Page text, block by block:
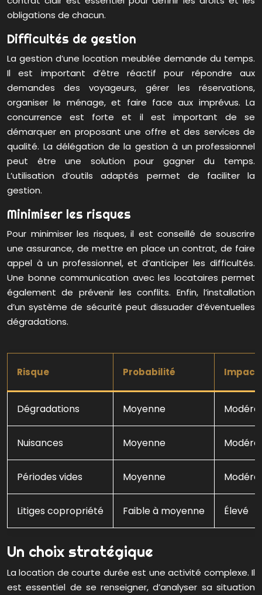
obligations de chacun.
Difficultés de gestion
La gestion d’une location meublée demande du temps.
Il est important d’être réactif pour répondre aux
demandes des voyageurs, gérer les réservations,
organiser le ménage, et faire face aux imprévus. La
concurrence est forte et il est important de se
démarquer en proposant une offre et des services de
qualité. La délégation de la gestion à un professionnel
peut être une solution pour gagner du temps.
L’utilisation d’outils adaptés permet de faciliter la
gestion.
Minimiser les risques
Pour minimiser les risques, il est conseillé de souscrire
une assurance, de mettre en place un contrat, de faire
appel à un professionnel, et d’anticiper les difficultés.
Une bonne communication avec les locataires permet
également de prévenir les conflits. Enfin, l’installation
d’un système de sécurité peut dissuader d’éventuelles
dégradations.
Risque Probabilité Impact
Dégradations Moyenne
Nuisances Moyenne Modéré
Périodes vides Moyenne Modéré
Litiges copropriété Faible à moyenne Élevé
Un choix stratégique
La location de courte durée est une activité complexe. Il
est essentiel de se renseigner, d’analyser sa situation